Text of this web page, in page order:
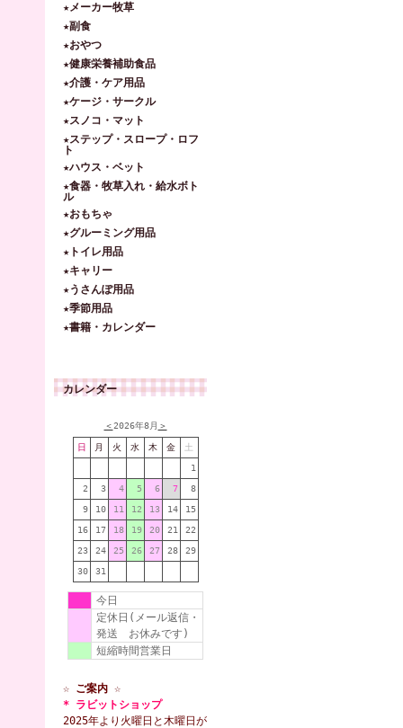
★メーカー牧草
★副食
★おやつ
★健康栄養補助食品
★介護・ケア用品
★ケージ・サークル
★スノコ・マット
★ステップ・スロープ・ロフ
ト
★ハウス・ベット
★食器・牧草入れ・給水ボト
ル
★おもちゃ
★グルーミング用品
★トイレ用品
★キャリー
★うさんぽ用品
★季節用品
★書籍・カレンダー
カレンダー
＜2026年8月 ＞
日 月 火 水 木 金 土
1
2 3 4 5 6 7 8
9 10 11 12 13 14 15
16 17 18 19 20 21 22
23 24 25 26 27 28 29
30 31
今日
定休日(メール返信・
発送 お休みです)
短縮時間営業日
☆ ご案内 ☆
* ラビットショップ
2025年より火曜日と木曜日が